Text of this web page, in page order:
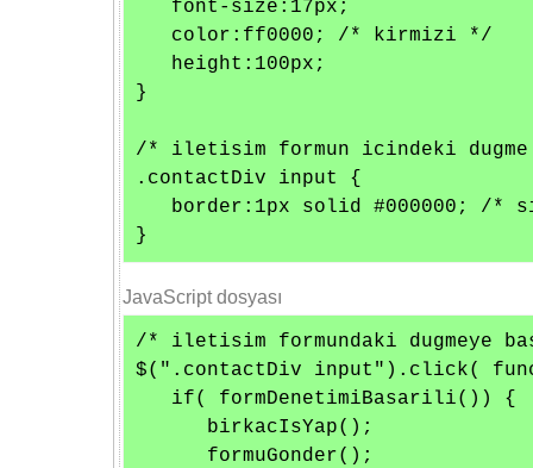
   font-size:17px;
   color:ff0000; /* kirmizi */
   height:100px;
}
/* iletisim formun icindeki
.contactDiv input {
border:1px solid #000000; /*
}
JavaScript dosyası
/* iletisim formundaki dugmeye
$(".contactDiv input").click(
   if( formDenetimiBasarili()) {
      birkacIsYap();
      formuGonder();